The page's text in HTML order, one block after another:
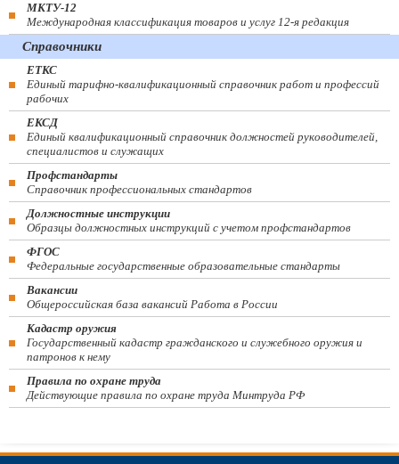
МКТУ-12
Международная классификация товаров и услуг 12-я редакция
Справочники
ЕТКС
Единый тарифно-квалификационный справочник работ и профессий
рабочих
ЕКСД
Единый квалификационный справочник должностей руководителей,
специалистов и служащих
Профстандарты
Справочник профессиональных стандартов
Должностные инструкции
Образцы должностных инструкций с учетом профстандартов
ФГОС
Федеральные государственные образовательные стандарты
Вакансии
Общероссийская база вакансий Работа в России
Кадастр оружия
Государственный кадастр гражданского и служебного оружия и
патронов к нему
Правила по охране труда
Действующие правила по охране труда Минтруда РФ